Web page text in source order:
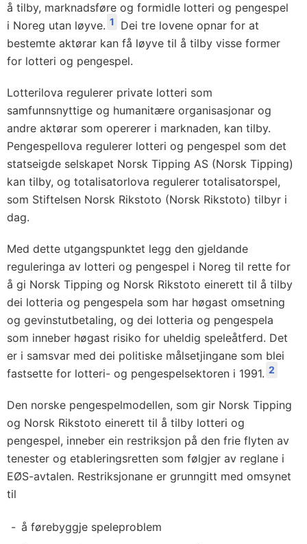
å tilby, marknadsføre og formidle lotteri og pengespel
i Noreg utan løyve. 1
Dei tre lovene opnar for at
bestemte aktørar kan få løyve til å tilby visse former
for lotteri og pengespel.
Lotterilova regulerer private lotteri som
samfunnsnyttige og humanitære organisasjonar og
andre aktørar som opererer i marknaden, kan tilby.
Pengespellova regulerer lotteri og pengespel som det
statseigde selskapet Norsk Tipping AS (Norsk Tipping)
kan tilby, og totalisatorlova regulerer totalisatorspel,
som Stiftelsen Norsk Rikstoto (Norsk Rikstoto) tilbyr i
dag.
Med dette utgangspunktet legg den gjeldande
reguleringa av lotteri og pengespel i Noreg til rette for
å gi Norsk Tipping og Norsk Rikstoto einerett til å tilby
dei lotteria og pengespela som har høgast omsetning
og gevinstutbetaling, og dei lotteria og pengespela
som inneber høgast risiko for uheldig speleåtferd. Det
er i samsvar med dei politiske målsetjingane som blei
fastsette for lotteri- og pengespelsektoren i 1991. 2
Den norske pengespelmodellen, som gir Norsk Tipping
og Norsk Rikstoto einerett til å tilby lotteri og
pengespel, inneber ein restriksjon på den frie flyten av
tenester og etableringsretten som følgjer av reglane i
EØS-avtalen. Restriksjonane er grunngitt med omsynet
til
å førebyggje speleproblem